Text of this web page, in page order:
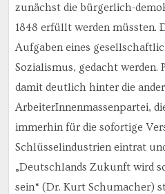
zunächst die bürgerlich-
1848 erfüllt werden müssten.
Aufgaben eines
Sozialismus, gedacht werden.
damit deutlich hinter die
ArbeiterInnenmassenpartei,
immerhin für die sofortige
Schlüsselindustrien eintrat
„Deutschlands Zukunft wird
sein“ (Dr. Kurt Schumacher)